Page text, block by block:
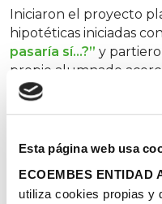
Esta página web usa
ECOEMBES ENTIDAD
utiliza cookies propias y
Iniciaron el proyecto
hipotéticas iniciadas
pasaría sí…?” y
propio alumnado
ambiente y las
problemáticas
Además, han
recursos Naturaliza
‘Siento, luego exploro’